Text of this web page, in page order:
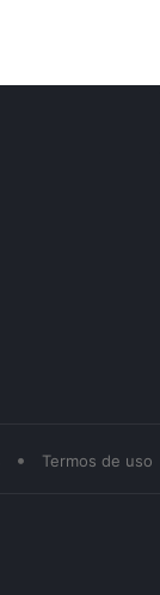
• Termos de uso